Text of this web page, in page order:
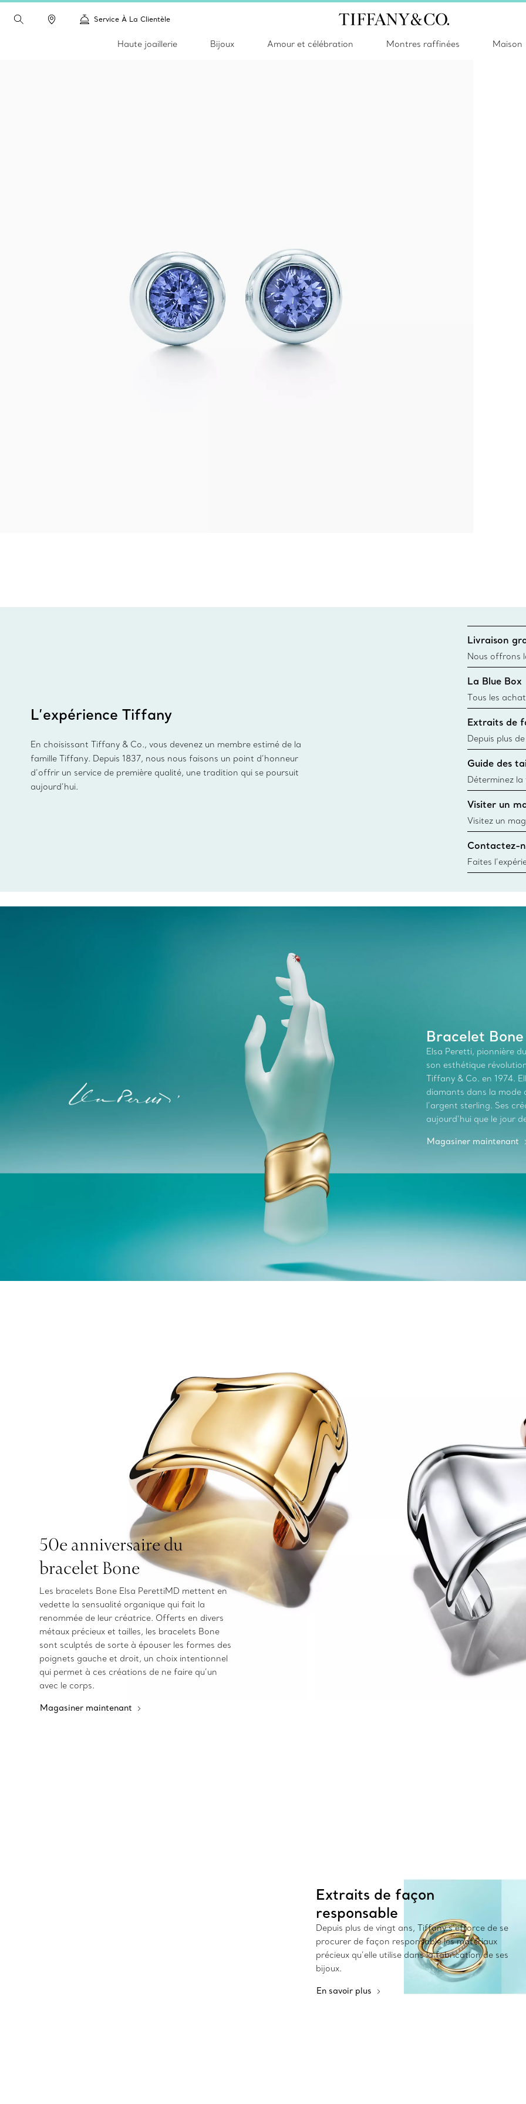
Service À La Clientèle
Haute joaillerie Bijoux Amour et célébration Montres raffinées Maison
L’expérience Tiffany
En choisissant Tiffany & Co., vous devenez un membre estimé de la
famille Tiffany. Depuis 1837, nous nous faisons un point d’honneur
d’offrir un service de première qualité, une tradition qui se poursuit
aujourd’hui.
Livraison
Nous offrons
toutes les
canadien et
La Blue Box
Tous les
une Tiffany
remonte à
fabriqués à
matières
Extraits de
Depuis plus
façon
fabrication de
Guide des
Déterminez la
d’une bague
Visiter un
Visitez un
créations, les
Trouver le
Contactez-
Faites
besoins par
Bracelet
Elsa Peretti, pionnière
son esthétique
Tiffany & Co. en 1974.
diamants dans la mode
l’argent sterling. Ses
aujourd’hui que le jour
Magasiner maintenant
50e anniversaire du
bracelet Bone
Les bracelets Bone Elsa PerettiMD mettent en
vedette la sensualité organique qui fait la
renommée de leur créatrice. Offerts en divers
métaux précieux et tailles, les bracelets Bone
sont sculptés de sorte à épouser les formes des
poignets gauche et droit, un choix intentionnel
qui permet à ces créations de ne faire qu’un
avec le corps.
Magasiner maintenant
Extraits de façon
responsable
Depuis plus de vingt ans, Tiffany s’efforce de se
procurer de façon responsable les matériaux
précieux qu’elle utilise dans la fabrication de ses
bijoux.
En savoir plus